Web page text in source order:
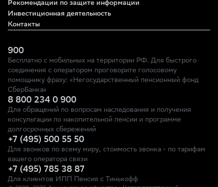
Рекомендации по защите информации
Инвестиционная деятельность
Контакты
900
Бесплатно с мобильных на территории РФ. Для быстрого
соединения с оператором проговорите голосовому
помощнику фразу: «Негосударственный пенсионный фонд
СберБанка»
8 800 234 0 900
Для обращений по вопросам наследования и получения
консультации по накопительной пенсии и программе
долгосрочных сбережений
+7 (495) 500 55 50
Для звонков по всему миру, стоимость звонка - по тарифам
вашего оператора связи
+7 (495) 785 38 87
Для клиентов ИПП Пенсия с Тинькофф